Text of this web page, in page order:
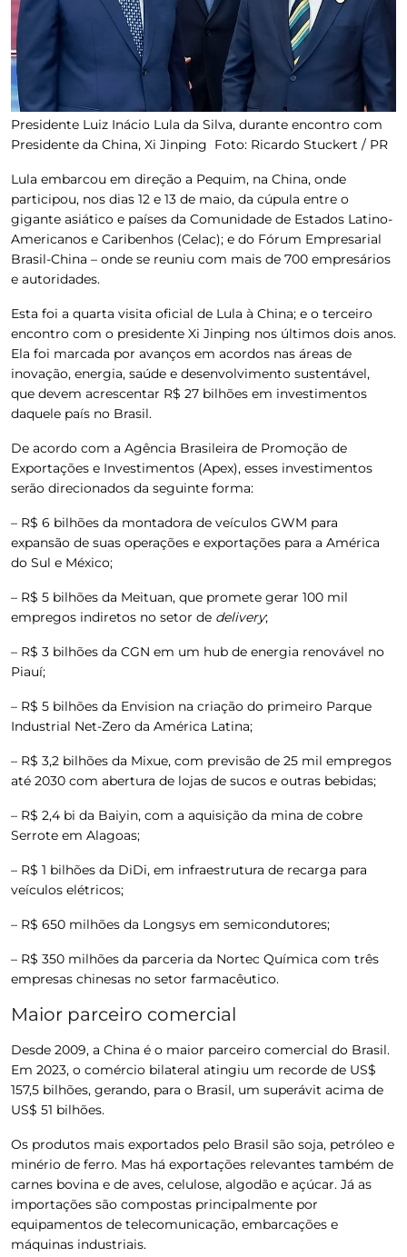
Presidente Luiz Inácio Lula da Silva, durante encontro com
Presidente da China, Xi Jinping Foto: Ricardo Stuckert / PR
Lula embarcou em direção a Pequim, na China, onde
participou, nos dias 12 e 13 de maio, da cúpula entre o
gigante asiático e países da Comunidade de Estados Latino-
Americanos e Caribenhos (Celac); e do Fórum Empresarial
Brasil-China – onde se reuniu com mais de 700 empresários
e autoridades.
Esta foi a quarta visita oficial de Lula à China; e o terceiro
encontro com o presidente Xi Jinping nos últimos dois anos.
Ela foi marcada por avanços em acordos nas áreas de
inovação, energia, saúde e desenvolvimento sustentável,
que devem acrescentar R$ 27 bilhões em investimentos
daquele país no Brasil.
De acordo com a Agência Brasileira de Promoção de
Exportações e Investimentos (Apex), esses investimentos
serão direcionados da seguinte forma:
– R$ 6 bilhões da montadora de veículos GWM para
expansão de suas operações e exportações para a América
do Sul e México;
– R$ 5 bilhões da Meituan, que promete gerar 100 mil
empregos indiretos no setor de delivery;
– R$ 3 bilhões da CGN em um hub de energia renovável no
Piauí;
– R$ 5 bilhões da Envision na criação do primeiro Parque
Industrial Net-Zero da América Latina;
– R$ 3,2 bilhões da Mixue, com previsão de 25 mil empregos
até 2030 com abertura de lojas de sucos e outras bebidas;
– R$ 2,4 bi da Baiyin, com a aquisição da mina de cobre
Serrote em Alagoas;
– R$ 1 bilhões da DiDi, em infraestrutura de recarga para
veículos elétricos;
– R$ 650 milhões da Longsys em semicondutores;
– R$ 350 milhões da parceria da Nortec Química com três
empresas chinesas no setor farmacêutico.
Maior parceiro comercial
Desde 2009, a China é o maior parceiro comercial do Brasil.
Em 2023, o comércio bilateral atingiu um recorde de US$
157,5 bilhões, gerando, para o Brasil, um superávit acima de
US$ 51 bilhões.
Os produtos mais exportados pelo Brasil são soja, petróleo e
minério de ferro. Mas há exportações relevantes também de
carnes bovina e de aves, celulose, algodão e açúcar. Já as
importações são compostas principalmente por
equipamentos de telecomunicação, embarcações e
máquinas industriais.